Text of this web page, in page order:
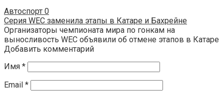
Автоспорт 0
Серия WEC заменила этапы в Катаре и Бахрейне
Организаторы чемпионата мира по гонкам на
выносливость WEC объявили об отмене этапов в Катаре
Добавить комментарий
Имя *
Email *